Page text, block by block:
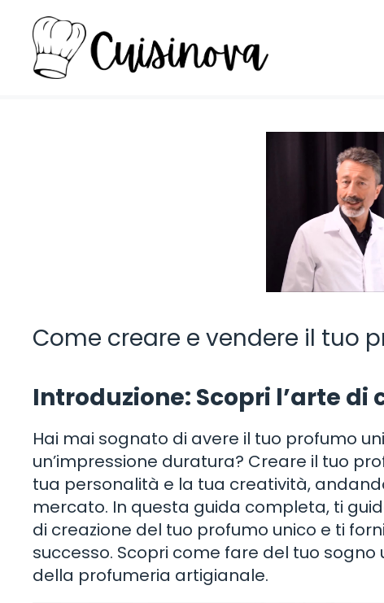
contenuto
Come creare e vendere il tuo
Introduzione: Scopri l’arte
Hai mai sognato di avere il tuo profumo
un’impressione duratura? Creare il tuo
tua personalità e la tua creatività,
mercato. In questa guida completa, ti
di creazione del tuo profumo unico e ti
successo. Scopri come fare del tuo
della profumeria artigianale.